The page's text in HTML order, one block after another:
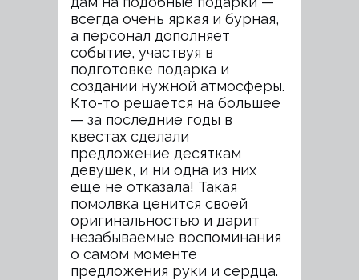
всегда очень яркая и бурная,
а персонал дополняет
событие, участвуя в
подготовке подарка и
создании нужной атмосферы.
Кто-то решается на большее
— за последние годы в
квестах сделали
предложение десяткам
девушек, и ни одна из них
еще не отказала! Такая
помолвка ценится своей
оригинальностью и дарит
незабываемые воспоминания
о самом моменте
предложения руки и сердца.